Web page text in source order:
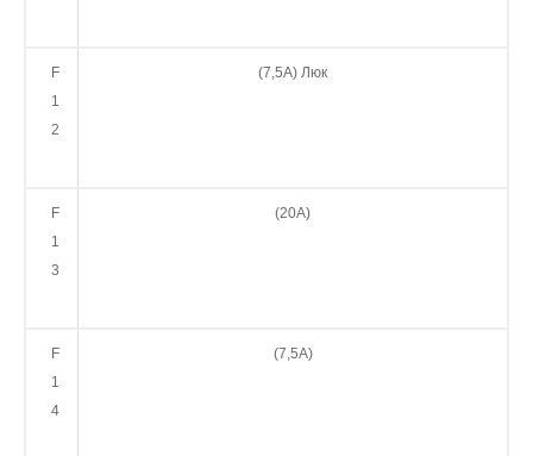
F
1
2
(7,5А) Люк
F
1
3
(20А)
F
1
4
(7,5А)